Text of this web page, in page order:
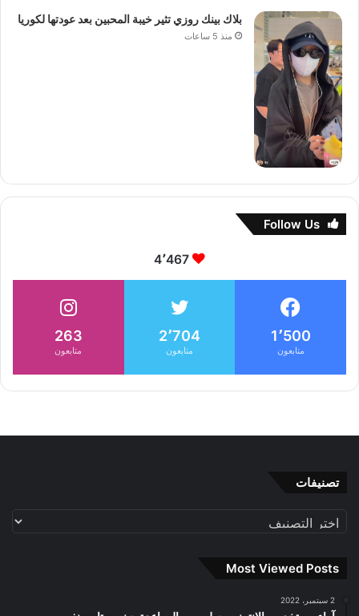
بلاك بينك روزي تثير خيبة المحبين بعد عودتها لكوريا
منذ 5 ساعات
Follow Us
4٬467
1٬500
متابعون
2٬704
متابعون
263
متابعون
تصنيفات
تصنيفات
Most Viewed Posts
2 سبتمبر، 2022